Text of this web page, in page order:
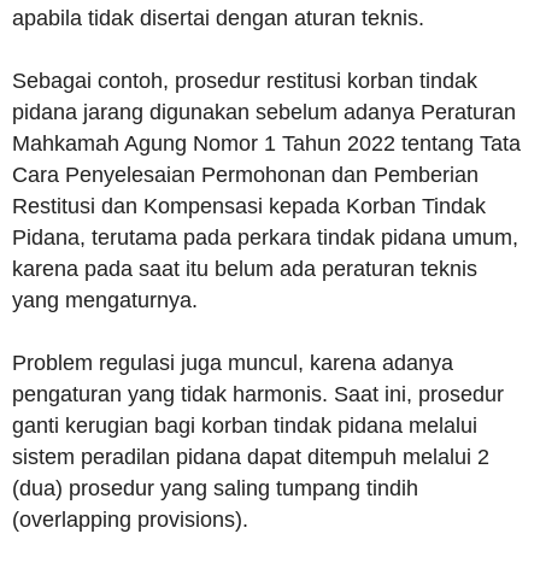
apabila tidak disertai dengan aturan teknis.
Sebagai contoh, prosedur restitusi korban tindak
pidana jarang digunakan sebelum adanya Peraturan
Mahkamah Agung Nomor 1 Tahun 2022 tentang Tata
Cara Penyelesaian Permohonan dan Pemberian
Restitusi dan Kompensasi kepada Korban Tindak
Pidana, terutama pada perkara tindak pidana umum,
karena pada saat itu belum ada peraturan teknis
yang mengaturnya.
Problem regulasi juga muncul, karena adanya
pengaturan yang tidak harmonis. Saat ini, prosedur
ganti kerugian bagi korban tindak pidana melalui
sistem peradilan pidana dapat ditempuh melalui 2
(dua) prosedur yang saling tumpang tindih
(overlapping provisions).